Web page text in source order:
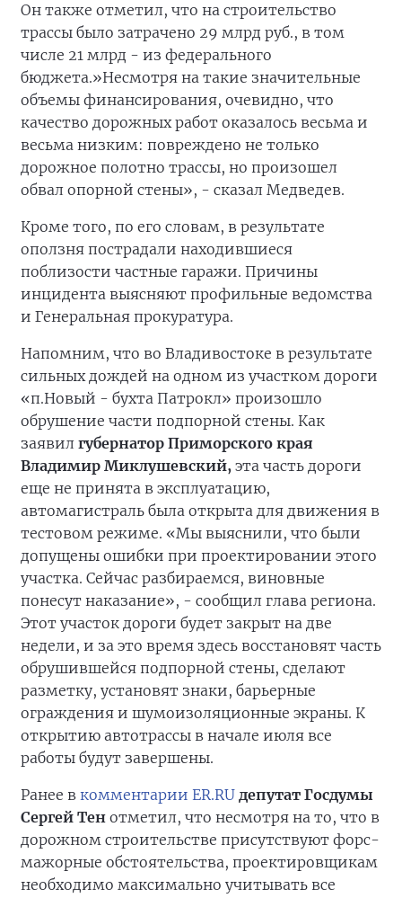
Он также отметил, что на строительство
трассы было затрачено 29 млрд руб., в том
числе 21 млрд - из федерального
бюджета.»Несмотря на такие значительные
объемы финансирования, очевидно, что
качество дорожных работ оказалось весьма и
весьма низким: повреждено не только
дорожное полотно трассы, но произошел
обвал опорной стены», - сказал Медведев.
Кроме того, по его словам, в результате
оползня пострадали находившиеся
поблизости частные гаражи. Причины
инцидента выясняют профильные ведомства
и Генеральная прокуратура.
Напомним, что во Владивостоке в результате
сильных дождей на одном из участком дороги
«п.Новый - бухта Патрокл» произошло
обрушение части подпорной стены. Как
заявил губернатор Приморского края
Владимир Миклушевский, эта часть дороги
еще не принята в эксплуатацию,
автомагистраль была открыта для движения в
тестовом режиме. «Мы выяснили, что были
допущены ошибки при проектировании этого
участка. Сейчас разбираемся, виновные
понесут наказание», - сообщил глава региона.
Этот участок дороги будет закрыт на две
недели, и за это время здесь восстановят часть
обрушившейся подпорной стены, сделают
разметку, установят знаки, барьерные
ограждения и шумоизоляционные экраны. К
открытию автотрассы в начале июля все
работы будут завершены.
Ранее в комментарии ER.RU депутат Госдумы
Сергей Тен отметил, что несмотря на то, что в
дорожном строительстве присутствуют форс-
мажорные обстоятельства, проектировщикам
необходимо максимально учитывать все